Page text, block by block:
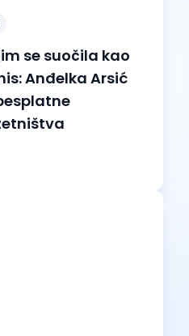
se suočila kao
Anđelka Arsić